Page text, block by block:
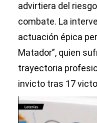
advirtiera del
combate. La
actuación épica
Matador”, quien
trayectoria
invicto tras 17